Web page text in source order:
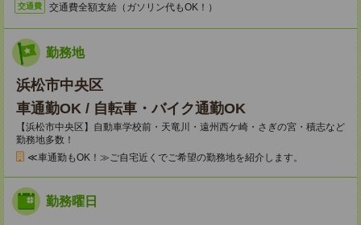
交通費 交通費全額支給（ガソリン代もOK！）
勤務地
浜松市中央区
車通勤OK / 自転車・バイク通勤OK
【浜松市中央区】自動車学校前・天竜川・遠州西ケ崎・さぎの宮・積志など
勤務地多数！
≪車通勤もOK！≫ご自宅近くでご希望の勤務地を紹介します。
勤務曜日